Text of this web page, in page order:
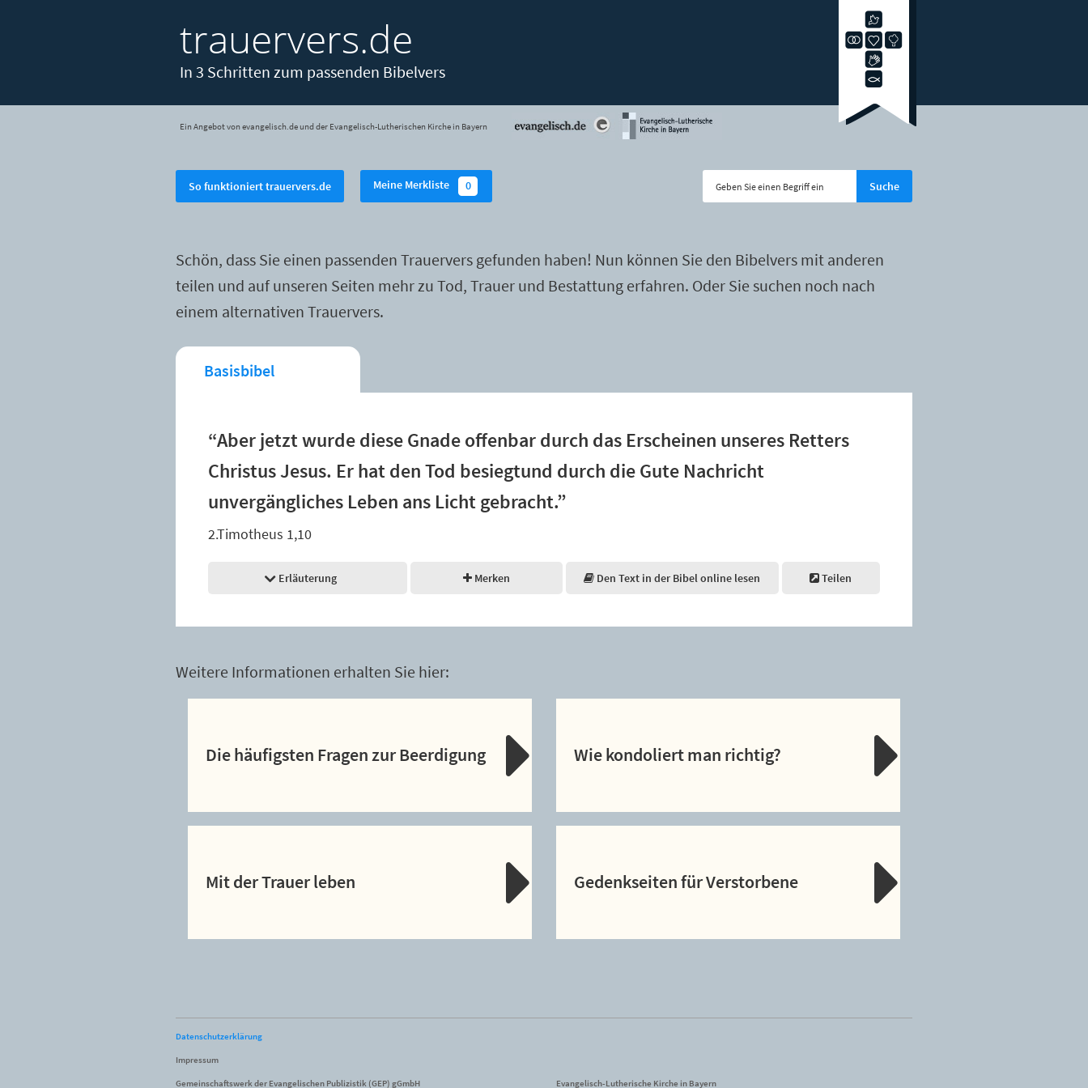
trauervers.de
In 3 Schritten zum passenden Bibelvers
Ein Angebot von evangelisch.de und der Evangelisch-Lutherischen Kirche in Bayern
So funktioniert trauervers.de Meine Merkliste 0
Schön, dass Sie einen passenden Trauervers gefunden haben! Nun können Sie den Bibelvers mit anderen
teilen und auf unseren Seiten mehr zu Tod, Trauer und Bestattung erfahren. Oder Sie suchen noch nach
einem alternativen Trauervers.
Basisbibel
“Aber jetzt wurde diese Gnade offenbar durch das Erscheinen unseres Retters
Christus Jesus. Er hat den Tod besiegtund durch die Gute Nachricht
unvergängliches Leben ans Licht gebracht.”
2.Timotheus 1,10
Erläuterung Merken Den Text in der Bibel online lesen Teilen
Weitere Informationen erhalten Sie hier:
Die häufigsten Fragen zur Beerdigung Wie kondoliert man richtig?
Mit der Trauer leben Gedenkseiten für Verstorbene
Datenschutzerklärung
Impressum
Gemeinschaftswerk der Evangelischen Publizistik (GEP) gGmbH
Evangelisch-Lutherische Kirche in Bayern